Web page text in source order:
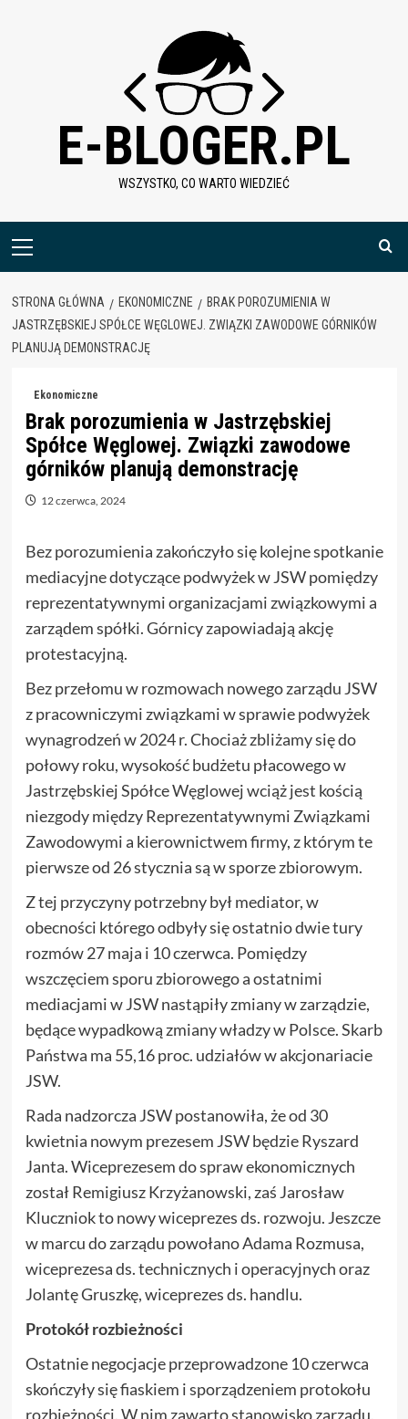
E-BLOGER.PL
WSZYSTKO, CO WARTO WIEDZIEĆ
Menu
STRONA GŁÓWNA EKONOMICZNE
BRAK POROZUMIENIA W
JASTRZĘBSKIEJ SPÓŁCE WĘGLOWEJ. ZWIĄZKI ZAWODOWE GÓRNIKÓW
PLANUJĄ DEMONSTRACJĘ
Ekonomiczne
Brak porozumienia w Jastrzębskiej
Spółce Węglowej. Związki zawodowe
górników planują demonstrację
12 czerwca, 2024
Bez porozumienia zakończyło się kolejne spotkanie
mediacyjne dotyczące podwyżek w JSW pomiędzy
reprezentatywnymi organizacjami związkowymi a
zarządem spółki. Górnicy zapowiadają akcję
protestacyjną.
Bez przełomu w rozmowach nowego zarządu JSW
z pracowniczymi związkami w sprawie podwyżek
wynagrodzeń w 2024 r. Chociaż zbliżamy się do
połowy roku, wysokość budżetu płacowego w
Jastrzębskiej Spółce Węglowej wciąż jest kością
niezgody między Reprezentatywnymi Związkami
Zawodowymi a kierownictwem firmy, z którym te
pierwsze od 26 stycznia są w sporze zbiorowym.
Z tej przyczyny potrzebny był mediator, w
obecności którego odbyły się ostatnio dwie tury
rozmów 27 maja i 10 czerwca. Pomiędzy
wszczęciem sporu zbiorowego a ostatnimi
mediacjami w JSW nastąpiły zmiany w zarządzie,
będące wypadkową zmiany władzy w Polsce. Skarb
Państwa ma 55,16 proc. udziałów w akcjonariacie
JSW.
Rada nadzorcza JSW postanowiła, że od 30
kwietnia nowym prezesem JSW będzie Ryszard
Janta. Wiceprezesem do spraw ekonomicznych
został Remigiusz Krzyżanowski, zaś Jarosław
Kluczniok to nowy wiceprezes ds. rozwoju. Jeszcze
w marcu do zarządu powołano Adama Rozmusa,
wiceprezesa ds. technicznych i operacyjnych oraz
Jolantę Gruszkę, wiceprezes ds. handlu.
Protokół rozbieżności
Ostatnie negocjacje przeprowadzone 10 czerwca
skończyły się fiaskiem i sporządzeniem protokołu
rozbieżności. W nim zawarto stanowisko zarządu,